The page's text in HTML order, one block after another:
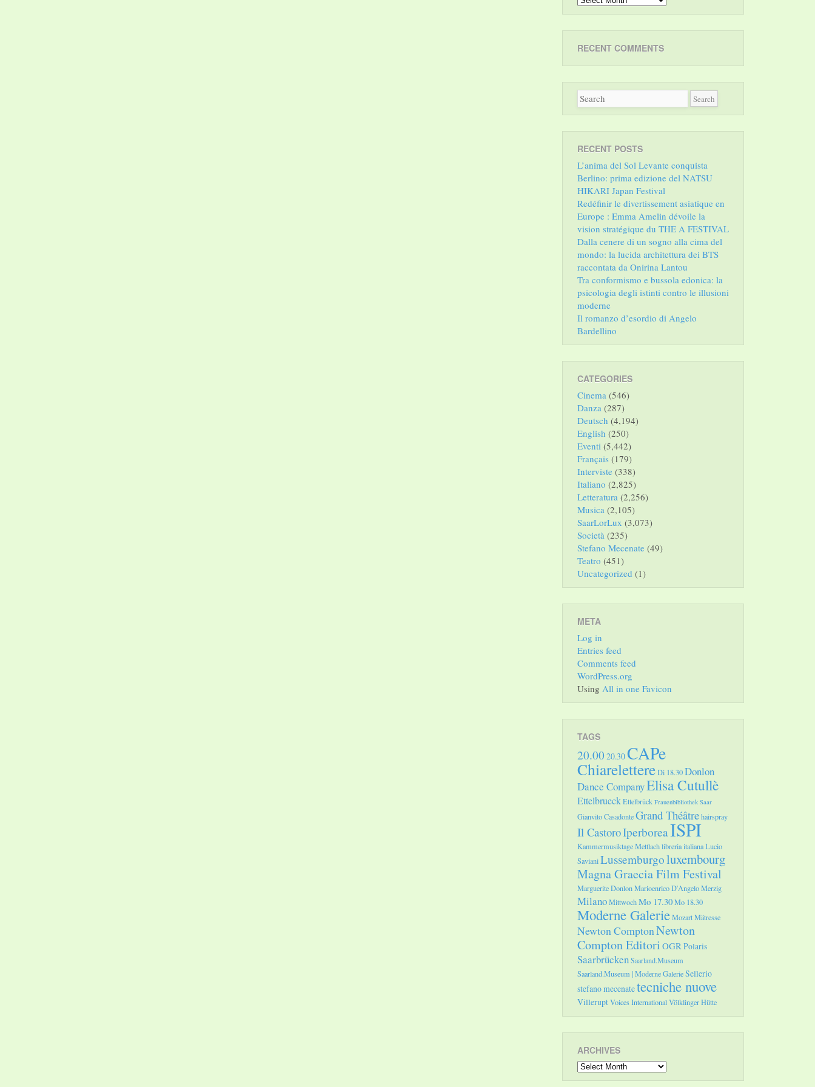
RECENT COMMENTS
RECENT POSTS
L’anima del Sol Levante conquista
Berlino: prima edizione del NATSU
HIKARI Japan Festival
Redéfinir le divertissement asiatique en
Europe : Emma Amelin dévoile la
vision stratégique du THE A FESTIVAL
Dalla cenere di un sogno alla cima del
mondo: la lucida architettura dei BTS
raccontata da Onirina Lantou
Tra conformismo e bussola edonica: la
psicologia degli istinti contro le illusioni
moderne
Il romanzo d’esordio di Angelo
Bardellino
CATEGORIES
Cinema (546)
Danza (287)
Deutsch (4,194)
English (250)
Eventi (5,442)
Français (179)
Interviste (338)
Italiano (2,825)
Letteratura (2,256)
Musica (2,105)
SaarLorLux (3,073)
Società (235)
Stefano Mecenate (49)
Teatro (451)
Uncategorized (1)
META
Log in
Entries feed
Comments feed
WordPress.org
Using All in one Favicon
TAGS
20.00 20.30CAPe
ChiarelettereDi 18.30Donlon
Dance CompanyElisa Cutullè
EttelbrueckEttelbrück Frauenbibliothek Saar
Gianvito CasadonteGrand Théâtrehairspray
Il CastoroIperboreaISPI
Kammermusiktage Mettlachlibreria italianaLucio
SavianiLussemburgoluxembourg
Magna Graecia Film Festival
Marguerite DonlonMarioenrico D'AngeloMerzig
MilanoMittwochMo 17.30Mo 18.30
Moderne GalerieMozartMätresse
Newton ComptonNewton
Compton Editori OGRPolaris
SaarbrückenSaarland.Museum
Saarland.Museum | Moderne GalerieSellerio
stefano mecenatetecniche nuove
VilleruptVoices InternationalVölklinger Hütte
ARCHIVES
Archives